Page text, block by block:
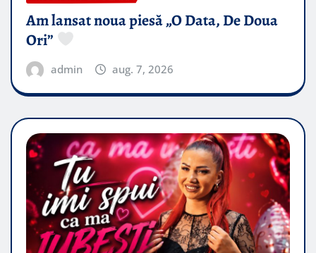
Am lansat noua piesă „O Data, De Doua
Ori”
admin aug. 7, 2026